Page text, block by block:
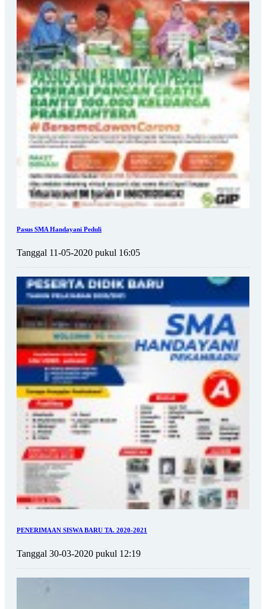
Pasus SMA Handayani Peduli
Tanggal 11-05-2020 pukul 16:05
PENERIMAAN SISWA BARU TA. 2020-2021
Tanggal 30-03-2020 pukul 12:19